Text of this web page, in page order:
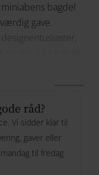
bagdel
gave.
sin finurlige
arm. og gør
på sådan en
råd?
Vi sidder klar til
gaver eller
til fredag